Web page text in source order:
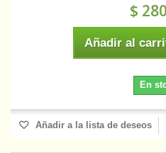
$
Añadir al
En
Añadir a la lista de deseos